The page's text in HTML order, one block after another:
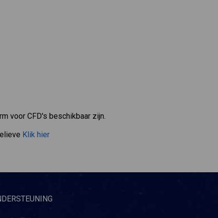
voor CFD's beschikbaar zijn.
Klik hier